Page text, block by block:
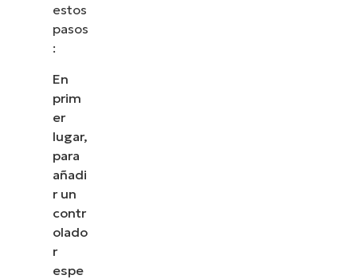
estos
pasos
:
En
prim
er
lugar,
para
añadi
r un
contr
olado
r
espe